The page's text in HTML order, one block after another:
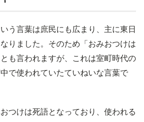
う言葉は庶民にも広まり、主に東日
りました。そのため「おみおつけは
も言われますが、これは室町時代の
で使われていたていねいな言葉で
つけは死語となっており、使われる